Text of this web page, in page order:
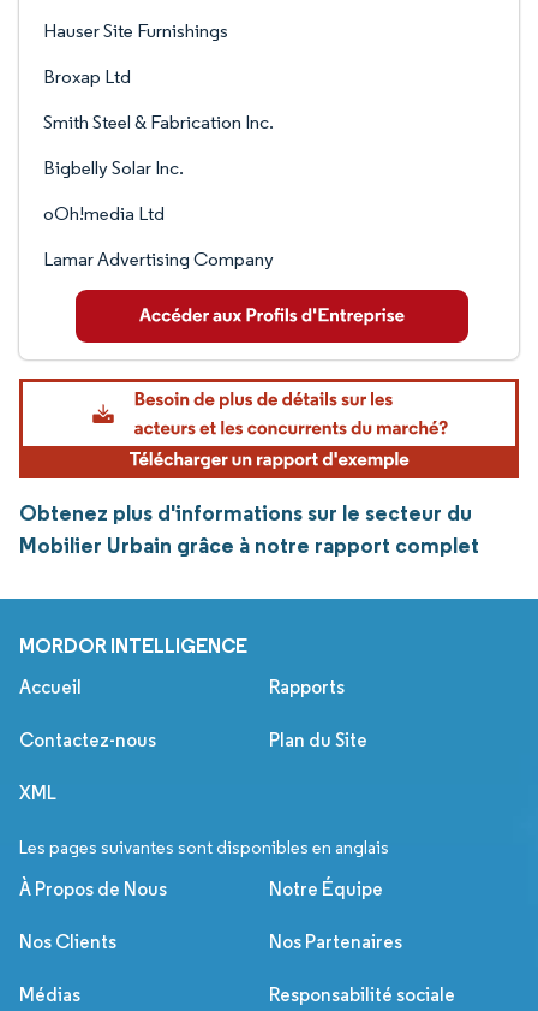
Hauser Site Furnishings
Broxap Ltd
Smith Steel & Fabrication Inc.
Bigbelly Solar Inc.
oOh!media Ltd
Lamar Advertising Company
Obtenez plus d'informations sur le secteur du
Mobilier Urbain grâce à notre rapport complet
MORDOR INTELLIGENCE
Accueil Rapports
Contactez-nous Plan du Site
XML
Les pages suivantes sont disponibles en anglais
À Propos de Nous Notre Équipe
Nos Clients Nos Partenaires
Médias Responsabilité sociale